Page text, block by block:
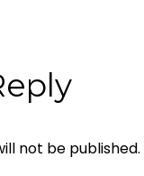
not be published.